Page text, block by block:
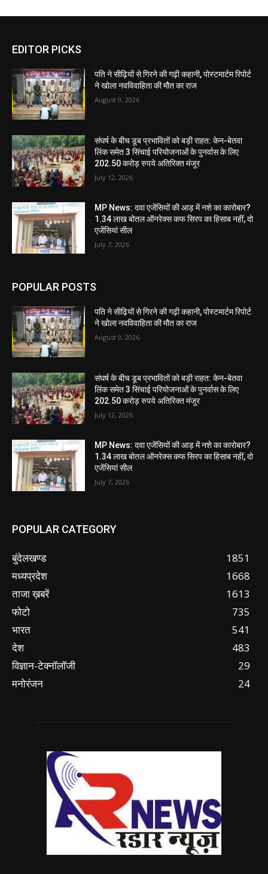
EDITOR PICKS
पति ने सीढ़ियों से गिरने की गढ़ी कहानी, पोस्टमार्टम रिपोर्ट
ने खोला नवविवाहिता की मौत का राज
August 9, 2026
संघर्ष के बीच डूब प्रभावितों को बड़ी राहत: केन-बेतवा
लिंक समेत 3 सिंचाई परियोजनाओं के पुनर्वास के लिए
202.50 करोड़ रुपये अतिरिक्त मंजूर
July 12, 2026
MP News: दवा एजेंसियों की आड़ में नशे का कारोबार?
1.34 लाख बोतल ऑनरेक्स कफ सिरप का हिसाब नहीं, दो
एजेंसियां सील
July 7, 2026
POPULAR POSTS
पति ने सीढ़ियों से गिरने की गढ़ी कहानी, पोस्टमार्टम रिपोर्ट
ने खोला नवविवाहिता की मौत का राज
August 9, 2026
संघर्ष के बीच डूब प्रभावितों को बड़ी राहत: केन-बेतवा
लिंक समेत 3 सिंचाई परियोजनाओं के पुनर्वास के लिए
202.50 करोड़ रुपये अतिरिक्त मंजूर
July 12, 2026
MP News: दवा एजेंसियों की आड़ में नशे का कारोबार?
1.34 लाख बोतल ऑनरेक्स कफ सिरप का हिसाब नहीं, दो
एजेंसियां सील
July 7, 2026
POPULAR CATEGORY
बुंदेलखण्ड
1851
मध्यप्रदेश
1668
ताजा ख़बरें
1613
फोटो
735
भारत
541
देश
483
विज्ञान-टेक्नॉलॉजी
29
मनोरंजन
24